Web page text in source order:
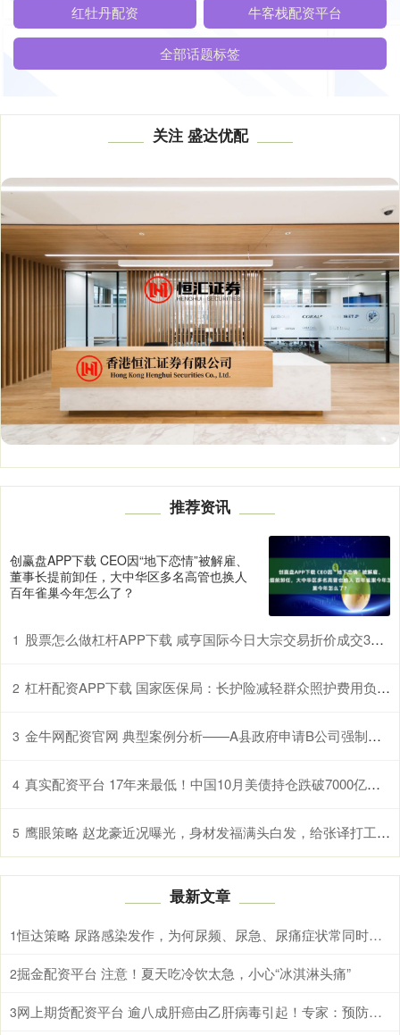
红牡丹配资 牛客栈配资平台
全部话题标签
关注 盛达优配
推荐资讯
创赢盘APP下载 CEO因“地下恋情”被解雇、
董事长提前卸任，大中华区多名高管也换人
百年雀巢今年怎么了？
1 股票怎么做杠杆APP下载 咸亨国际今日大宗交易折价成交359.4万股，成交额5337.12万元
2 杠杆配资APP下载 国家医保局：长护险减轻群众照护费用负担超千亿元
3 金牛网配资官网 典型案例分析——A县政府申请B公司强制清算案
4 真实配资平台 17年来最低！中国10月美债持仓跌破7000亿美元大关
5 鹰眼策略 赵龙豪近况曝光，身材发福满头白发，给张译打工，早已获得新身份
最新文章
1 恒达策略 尿路感染发作，为何尿频、尿急、尿痛症状常同时出现
2掘金配资平台 注意！夏天吃冷饮太急，小心“冰淇淋头痛”
3 网上期货配资平台 逾八成肝癌由乙肝病毒引起！专家：预防乙肝病毒感染，接种疫苗最有效